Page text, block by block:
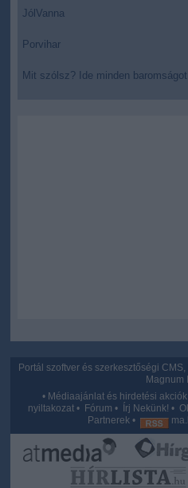
JólVanna
Porvihar
Mit szólsz? Ide minden
Portál szoftver és szerkesztőségi
Magnum
• Médiaajánlat és hirdetési akciók
nyiltakozat • Fórum • Írj Nekünk! •
Partnerek •